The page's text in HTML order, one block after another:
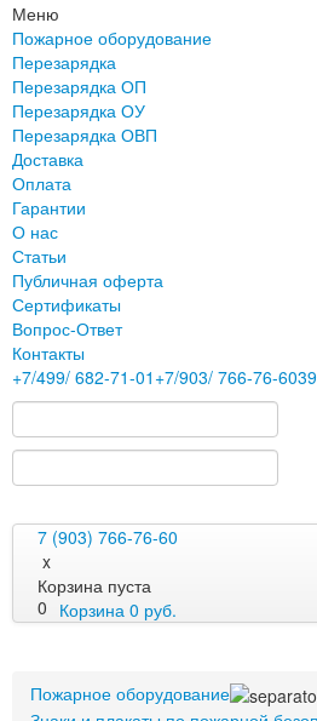
Меню
Пожарное оборудование
Перезарядка
Перезарядка ОП
Перезарядка ОУ
Перезарядка ОВП
Доставка
Оплата
Гарантии
О нас
Статьи
Публичная оферта
Сертификаты
Вопрос-Ответ
Контакты
+7/499/ 682-71-01 +7/903/ 766-76-60
7 (903) 766-76-60
x
Корзина пуста
0 Корзина 0 руб.
Перезарядка
Пожарное оборудование